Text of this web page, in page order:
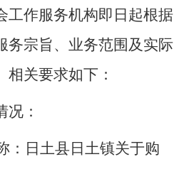
工作服务机构即日起根据
务宗旨、业务范围及实际
关要求如下：
况：
：日土县日土镇关于购